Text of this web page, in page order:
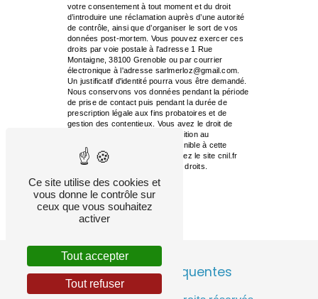
votre consentement à tout moment et du droit
d’introduire une réclamation auprès d’une autorité
de contrôle, ainsi que d’organiser le sort de vos
données post-mortem. Vous pouvez exercer ces
droits par voie postale à l'adresse 1 Rue
Montaigne, 38100 Grenoble ou par courrier
électronique à l'adresse sarlmerloz@gmail.com.
Un justificatif d'identité pourra vous être demandé.
Nous conservons vos données pendant la période
de prise de contact puis pendant la durée de
prescription légale aux fins probatoires et de
gestion des contentieux. Vous avez le droit de
vous inscrire sur la liste d'opposition au
démarchage téléphonique, disponible à cette
adresse:Bloctel.gouv.fr
. Consultez le site cnil.fr
pour plus d’informations sur vos droits.
Recherches fréquentes
Ce site utilise des cookies et
vous donne le contrôle sur
ceux que vous souhaitez
activer
Tout accepter
Tout refuser